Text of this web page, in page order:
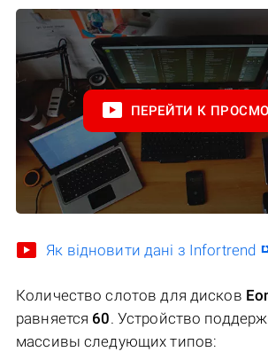
ПЕРЕЙТИ К
Як відновити дані з Infortrend
Количество слотов для дисков
равняется 60. Устройство
массивы следующих типов: